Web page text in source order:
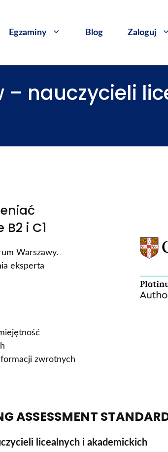
​Egzaminy Blog Zaloguj
nauczycieli
i C1
Warszawy.
eksperta
zwrotnych
ASSESSMENT
licealnych i akademickich